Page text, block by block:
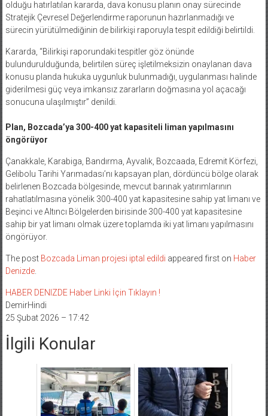
olduğu hatırlatılan kararda, dava konusu planın onay sürecinde
Stratejik Çevresel Değerlendirme raporunun hazırlanmadığı ve
sürecin yürütülmediğinin de bilirkişi raporuyla tespit edildiği belirtildi.
Kararda, “Bilirkişi raporundaki tespitler göz önünde
bulundurulduğunda, belirtilen süreç işletilmeksizin onaylanan dava
konusu planda hukuka uygunluk bulunmadığı, uygulanması halinde
giderilmesi güç veya imkansız zararların doğmasına yol açacağı
sonucuna ulaşılmıştır” denildi.
Plan, Bozcada’ya 300-400 yat kapasiteli liman yapılmasını
öngörüyor
Çanakkale, Karabiga, Bandırma, Ayvalık, Bozcaada, Edremit Körfezi,
Gelibolu Tarihi Yarımadası’nı kapsayan plan, dördüncü bölge olarak
belirlenen Bozcada bölgesinde, mevcut barınak yatırımlarının
rahatlatılmasına yönelik 300-400 yat kapasitesine sahip yat limanı ve
Beşinci ve Altıncı Bölgelerden birisinde 300-400 yat kapasitesine
sahip bir yat limanı olmak üzere toplamda iki yat limanı yapılmasını
öngörüyor.
The post Bozcada Liman projesi iptal edildi appeared first on Haber
Denizde.
HABER DENIZDE Haber Linki İçin Tıklayın !
DemirHindi
25 Şubat 2026 – 17:42
İlgili Konular